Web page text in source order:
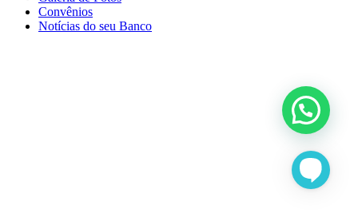
Convênios
Notícias do seu Banco